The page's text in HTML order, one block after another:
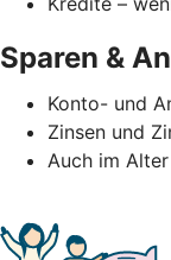
Sparen &
Konto- und
Zinsen und
Auch im